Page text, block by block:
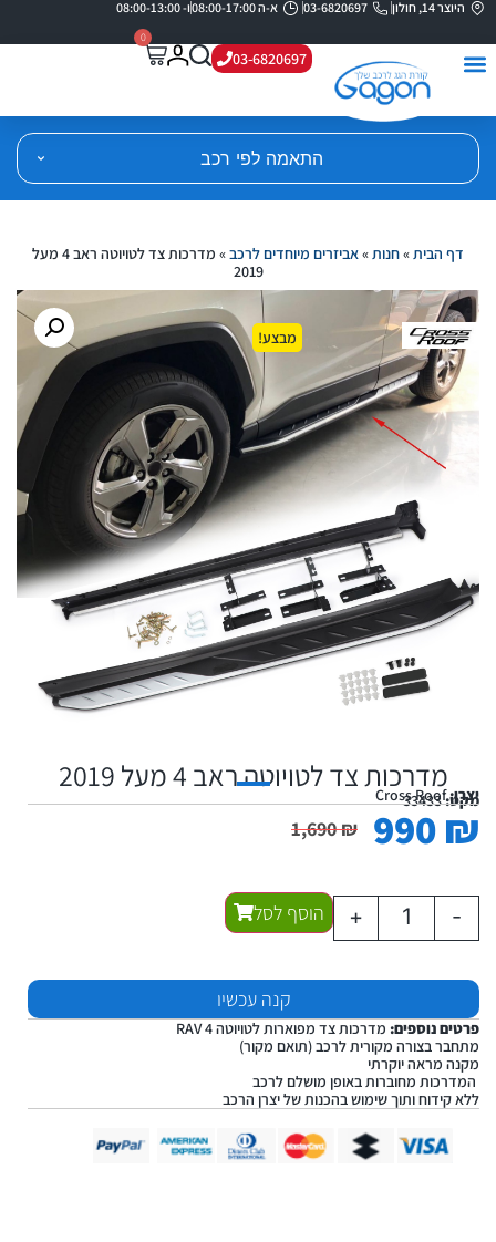
היוצר 14, חולון 03-6820697 א-ה 08:00-17:00 ו- 08:00-13:00
03-6820697
0
התאמה לפי רכב
דף הבית»חנות»אביזרים מיוחדים לרכב»
מדרכות צד לטויוטה ראב 4 מעל
2019
מבצע!
מדרכות צד לטויוטה ראב 4 מעל 2019
יצרן:Cross Roofמקט:33433
1,690₪ 990₪
-
+ הוסף לסל
קנה עכשיו
פרטים נוספים: מדרכות צד מפוארות לטויוטה RAV 4
מתחבר בצורה מקורית לרכב (תואם מקור)
מקנה מראה יוקרתי
המדרכות מחוברות באופן מושלם לרכב
ללא קידוח ותוך שימוש בהכנות של יצרן הרכב